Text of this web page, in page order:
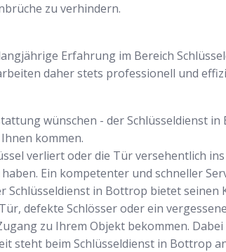
zu verhindern.
Erfahrung im Bereich
daher stets professionell und
wünschen - der Schlüsseldienst
kommen.
verliert oder die Tür versehentlich
Ein kompetenter und schneller
Schlüsseldienst in Bottrop bietet
defekte Schlösser oder ein
zu Ihrem Objekt bekommen.
steht beim Schlüsseldienst in Bottrop